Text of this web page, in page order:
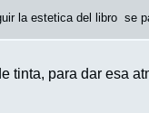
la estetica del libro se
tinta, para dar esa